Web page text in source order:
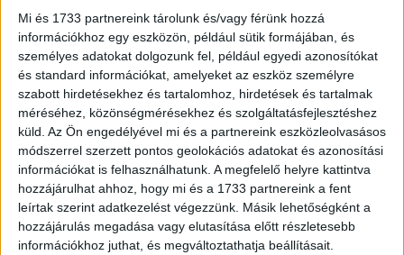
Mi és 1733 partnereink tárolunk és/vagy férünk hozzá
információkhoz egy eszközön, például sütik formájában, és
személyes adatokat dolgozunk fel, például egyedi azonosítókat
és standard információkat, amelyeket az eszköz személyre
szabott hirdetésekhez és tartalomhoz, hirdetések és tartalmak
méréséhez, közönségmérésekhez és szolgáltatásfejlesztéshez
küld. Az Ön engedélyével mi és a partnereink eszközleolvasásos
módszerrel szerzett pontos geolokációs adatokat és azonosítási
információkat is felhasználhatunk. A megfelelő helyre kattintva
hozzájárulhat ahhoz, hogy mi és a 1733 partnereink a fent
leírtak szerint adatkezelést végezzünk. Másik lehetőségként a
hozzájárulás megadása vagy elutasítása előtt részletesebb
információkhoz juthat, és megváltoztathatja beállításait.
A titok: Az újrahasznosítás mestere.
A szomszédom ugyanis a műanyag palackokat különféle
háztartási és kerti megoldásokhoz használja fel. Egyik nap
áthívott, hogy megmutassa, hogyan alakította át a régi
palackokat valóságos kerti csodává. Az átlátszó palackokat
mini melegházként használja, amelyek ideális környezetet
teremtenek a palánták neveléséhez. Az üvegek belsejében